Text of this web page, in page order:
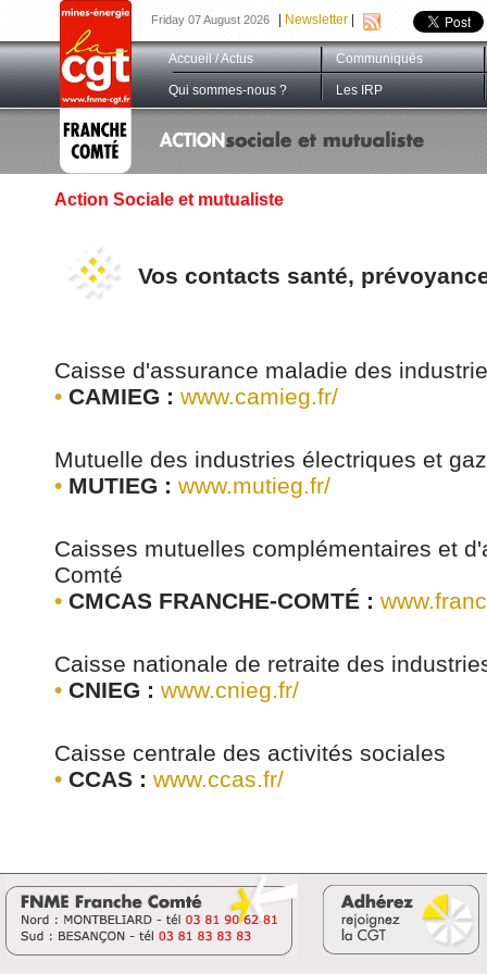
Friday 07 August 2026 Newsletter
Accueil / Actus Communiqués
Qui sommes-nous ? Les IRP
Action Sociale et mutualiste
Vos contacts santé,
Caisse d'assurance maladie des
• CAMIEG : www.camieg.fr/
Mutuelle des industries électriques et
• MUTIEG : www.mutieg.fr/
Caisses mutuelles complémentaires et
Comté
• CMCAS FRANCHE-COMTÉ :
Caisse nationale de retraite des
• CNIEG : www.cnieg.fr/
Caisse centrale des activités sociales
• CCAS : www.ccas.fr/